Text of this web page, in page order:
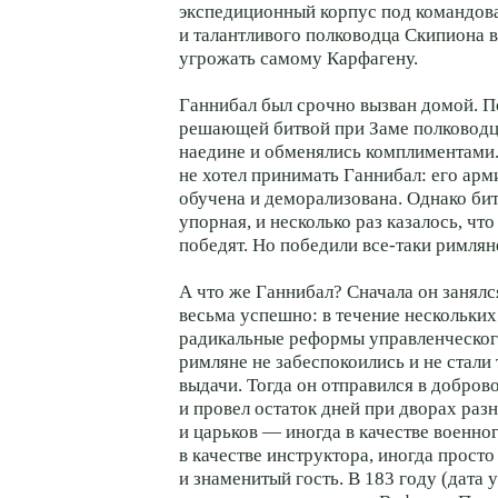
экспедиционный корпус под
и талантливого полководца
угрожать самому Карфагену.
Ганнибал был срочно вызван домой.
решающей битвой при Заме
наедине и обменялись
не хотел принимать Ганнибал: его
обучена и деморализована. Однако
упорная, и несколько раз казалось,
победят. Но победили все-таки
А что же Ганнибал? Сначала он
весьма успешно: в течение
радикальные реформы
римляне не забеспокоились и не стали
выдачи. Тогда он отправился в
и провел остаток дней при дворах
и царьков — иногда в качестве
в качестве инструктора, иногда
и знаменитый гость. В 183 году (дата